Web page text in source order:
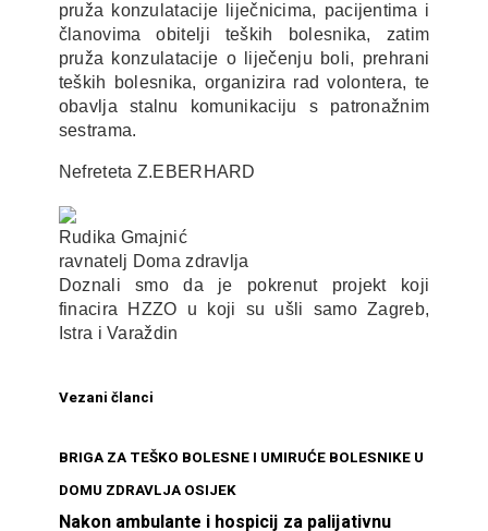
pruža konzulatacije liječnicima, pacijentima i
članovima obitelji teških bolesnika, zatim
pruža konzulatacije o liječenju boli, prehrani
teških bolesnika, organizira rad volontera, te
obavlja stalnu komunikaciju s patronažnim
sestrama.
Nefreteta Z.EBERHARD
Rudika Gmajnić
ravnatelj Doma zdravlja
Doznali smo da je pokrenut projekt koji
finacira HZZO u koji su ušli samo Zagreb,
Istra i Varaždin
Vezani članci
BRIGA ZA TEŠKO BOLESNE I UMIRUĆE BOLESNIKE U
DOMU ZDRAVLJA OSIJEK
Nakon ambulante i hospicij za palijativnu